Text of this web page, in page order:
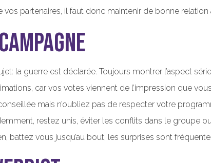
partenaires, il faut donc maintenir de bonne relation
la guerre est déclarée. Toujours montrer l’aspect
car vos votes viennent de l’impression que
mais n’oubliez pas de respecter votre
restez unis, éviter les conflits dans le groupe
battez vous jusqu’au bout, les surprises sont